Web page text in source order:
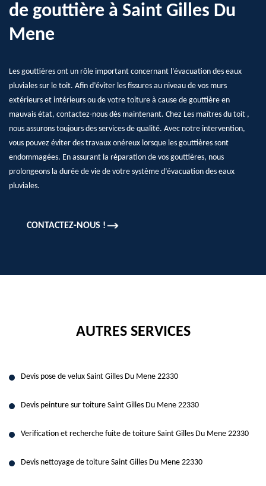
de gouttière à Saint Gilles Du
Mene
Les gouttières ont un rôle important concernant l’évacuation des eaux
pluviales sur le toit. Afin d’éviter les fissures au niveau de vos murs
extérieurs et intérieurs ou de votre toiture à cause de gouttière en
mauvais état, contactez-nous dès maintenant. Chez Les maîtres du toit ,
nous assurons toujours des services de qualité. Avec notre intervention,
vous pouvez éviter des travaux onéreux lorsque les gouttières sont
endommagées. En assurant la réparation de vos gouttières, nous
prolongeons la durée de vie de votre système d’évacuation des eaux
pluviales.
CONTACTEZ-NOUS !
AUTRES SERVICES
Devis pose de velux Saint Gilles Du Mene 22330
Devis peinture sur toiture Saint Gilles Du Mene 22330
Verification et recherche fuite de toiture Saint Gilles Du Mene 22330
Devis nettoyage de toiture Saint Gilles Du Mene 22330